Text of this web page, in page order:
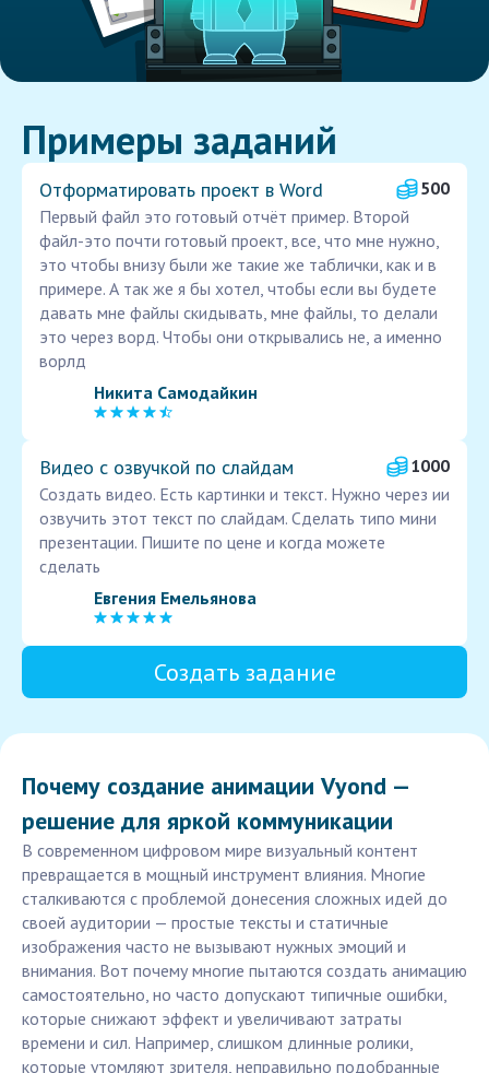
Примеры заданий
Отформатировать проект в Word
500
Первый файл это готовый отчёт пример. Второй
файл-это почти готовый проект, все, что мне нужно,
это чтобы внизу были же такие же таблички, как и в
примере. А так же я бы хотел, чтобы если вы будете
давать мне файлы скидывать, мне файлы, то делали
это через ворд. Чтобы они открывались не, а именно
ворлд
Никита Самодайкин
Видео с озвучкой по слайдам
1000
Создать видео. Есть картинки и текст. Нужно через ии
озвучить этот текст по слайдам. Сделать типо мини
презентации. Пишите по цене и когда можете
сделать
Евгения Емельянова
Создать задание
Почему создание анимации Vyond —
решение для яркой коммуникации
В современном цифровом мире визуальный контент
превращается в мощный инструмент влияния. Многие
сталкиваются с проблемой донесения сложных идей до
своей аудитории — простые тексты и статичные
изображения часто не вызывают нужных эмоций и
внимания. Вот почему многие пытаются создать анимацию
самостоятельно, но часто допускают типичные ошибки,
которые снижают эффект и увеличивают затраты
времени и сил. Например, слишком длинные ролики,
которые утомляют зрителя, неправильно подобранные